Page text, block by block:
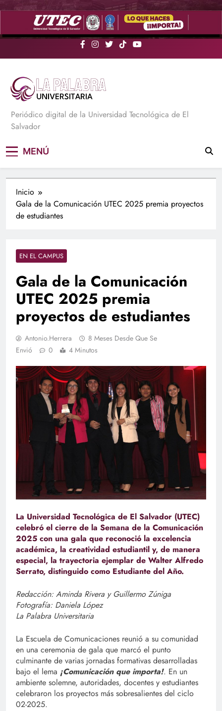
Saltar
La Palabra Universitaria
Periódico digital de la Universidad Tecnológica de El
Salvador
MENÚ
Inicio
Gala de la Comunicación UTEC 2025 premia proyectos
de estudiantes
EN EL CAMPUS
Gala de la Comunicación
UTEC 2025 premia
proyectos de estudiantes
Antonio.herrera
8 Meses Desde Que Se
Envió
0 4 Minutos
La Universidad Tecnológica de El Salvador (UTEC)
celebró el cierre de la Semana de la Comunicación
2025 con una gala que reconoció la excelencia
académica, la creatividad estudiantil y, de manera
especial, la trayectoria ejemplar de Walter Alfredo
Serrato, distinguido como Estudiante del Año.
Redacción: Aminda Rivera y Guillermo Zúniga
Fotografía: Daniela López
La Palabra Universitaria
La Escuela de Comunicaciones reunió a su comunidad
en una ceremonia de gala que marcó el punto
culminante de varias jornadas formativas desarrolladas
bajo el lema ¡Comunicación que importa!. En un
ambiente solemne, autoridades, docentes y estudiantes
celebraron los proyectos más sobresalientes del ciclo
02-2025.